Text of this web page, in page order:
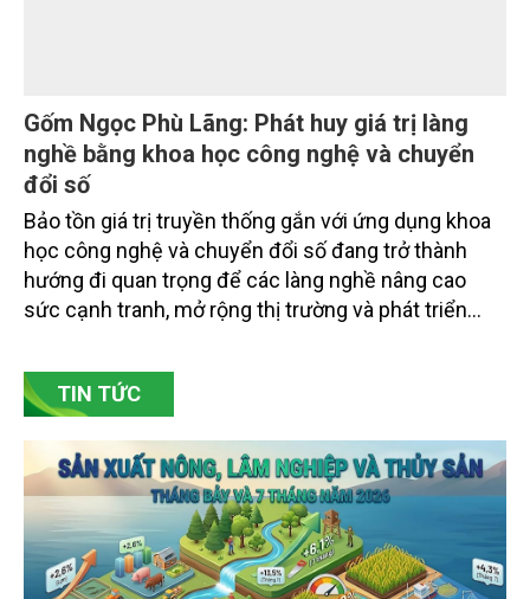
Gốm Ngọc Phù Lãng: Phát huy giá trị làng
nghề bằng khoa học công nghệ và chuyển
đổi số
Bảo tồn giá trị truyền thống gắn với ứng dụng khoa
học công nghệ và chuyển đổi số đang trở thành
hướng đi quan trọng để các làng nghề nâng cao
bền vững. Tại làng gốm Phù Lãng, xã Phù Lãng, tỉnh
Bắc Ninh, nhiều nghệ nhân và cơ sở sản xuất đã
chủ động đổi mới tư duy, đầu tư công nghệ, xây
dựng thương hiệu trên nền tảng giá trị truyền thống.
TIN TỨC